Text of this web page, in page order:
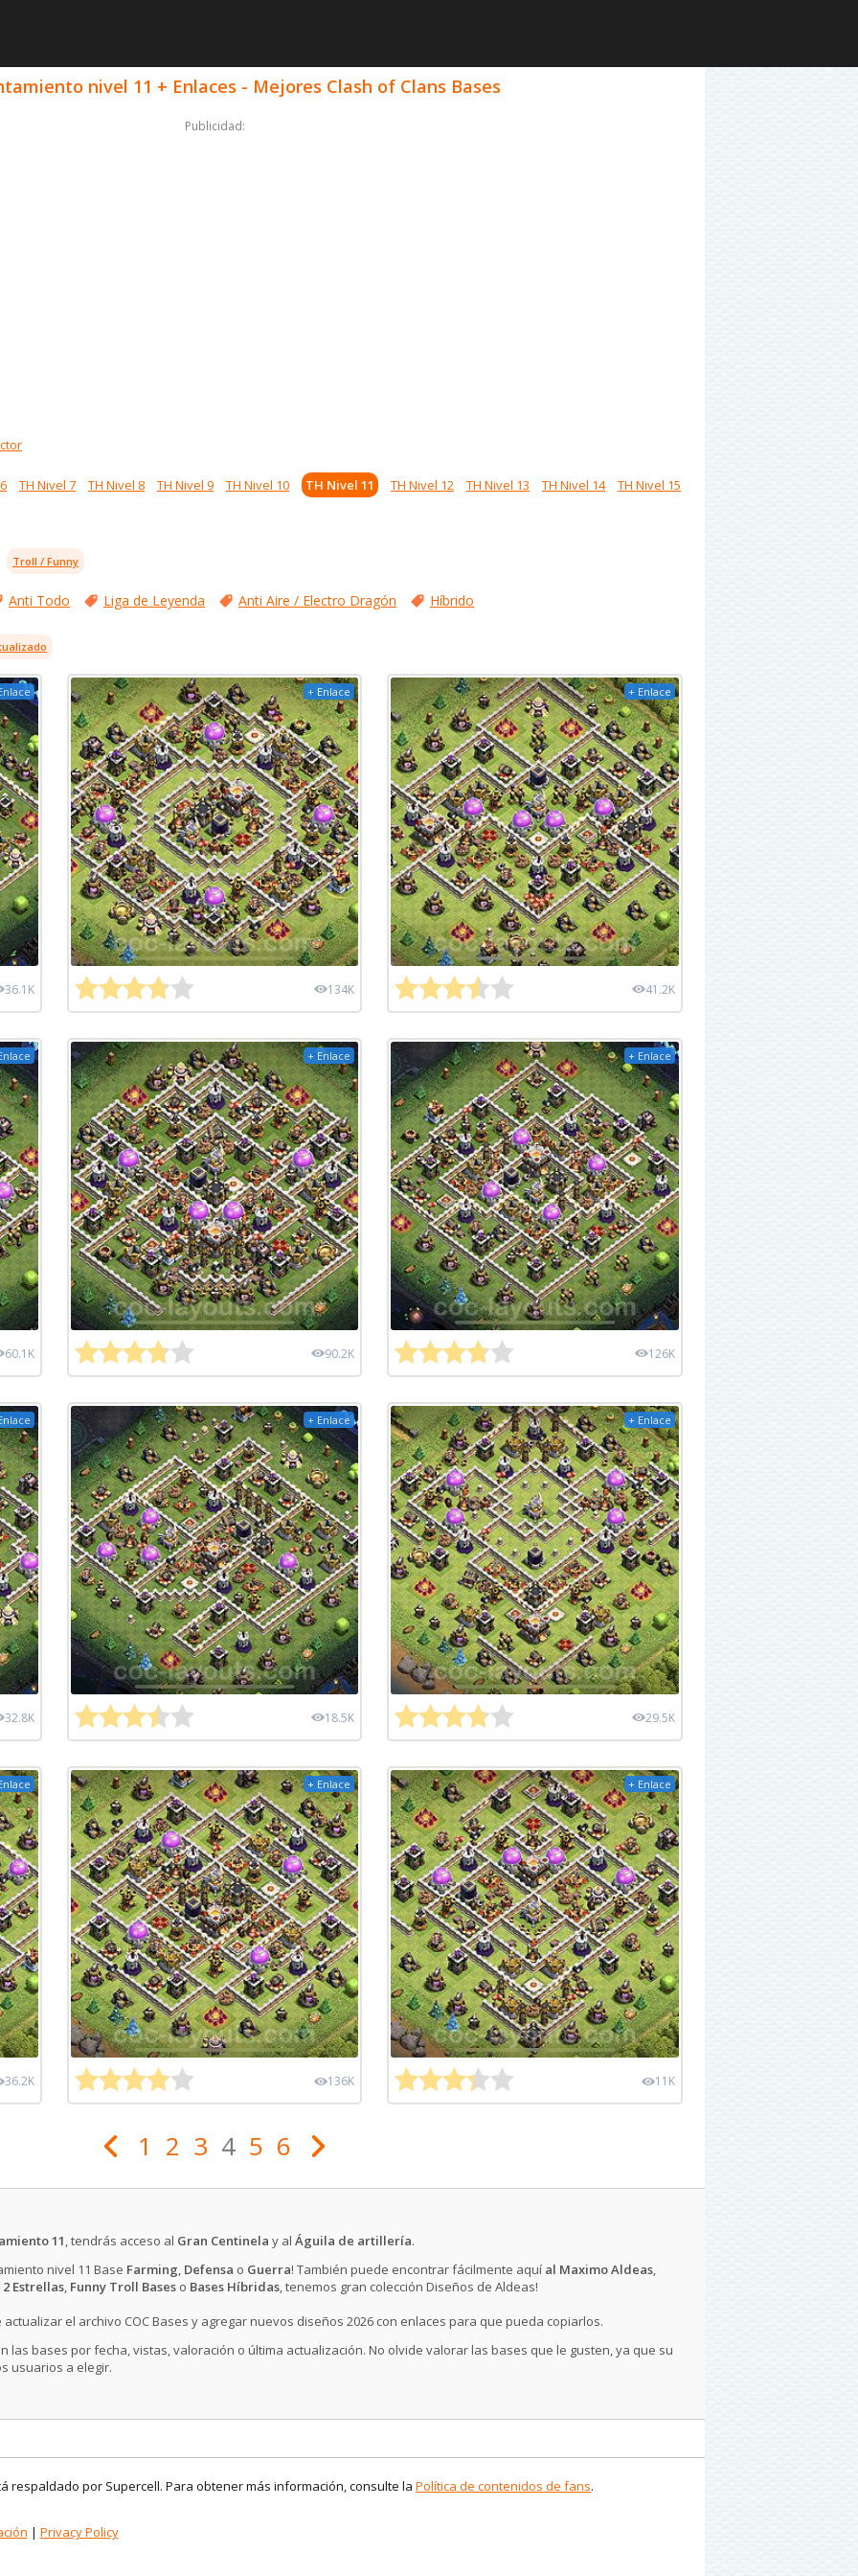
nivel 11 + Enlaces - Mejores Clash of Clans Bases
Publicidad:
TH Nivel 7 TH Nivel 8 TH Nivel 9 TH Nivel 10 TH Nivel 11 TH Nivel 12 TH Nivel 13 TH Nivel 14 TH Nivel 15
Troll / Funny
Anti Todo Liga de Leyenda Anti Aire / Electro Dragón Híbrido
36.1K
+ Enlace
134K
+ Enlace
41.2K
60.1K
+ Enlace
90.2K
+ Enlace
126K
32.8K
+ Enlace
18.5K
+ Enlace
29.5K
36.2K
+ Enlace
136K
+ Enlace
11K
1 2 3 4 5 6
11, tendrás acceso al Gran Centinela y al Águila de artillería.
nivel 11 Base Farming, Defensa o Guerra! También puede encontrar fácilmente aquí al Maximo Aldeas,
Estrellas, Funny Troll Baseso Bases Híbridas, tenemos gran colección Diseños de Aldeas!
el archivo COC Bases y agregar nuevos diseños 2026 con enlaces para que pueda copiarlos.
las bases por fecha, vistas, valoración o última actualización. No olvide valorar las bases que le gusten, ya que su
usuarios a elegir.
respaldado por Supercell. Para obtener más información, consulte la Política de contenidos de fans.
| Privacy Policy